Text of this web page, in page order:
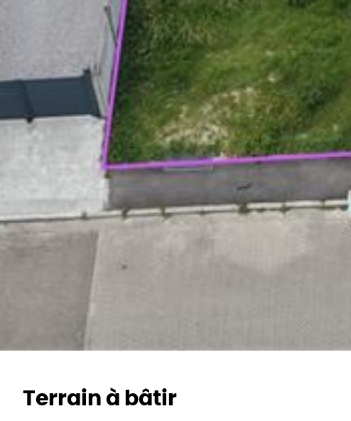
Terrain à bâtir